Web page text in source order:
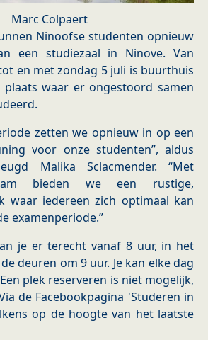
Marc Colpaert
Ninoofse studenten opnieuw
een studiezaal in Ninove. Van
en met zondag 5 juli is buurthuis
waar er ongestoord samen
zetten we opnieuw in op een
voor onze studenten”, aldus
Malika Sclacmender. “Met
bieden we een rustige,
waar iedereen zich optimaal kan
examenperiode.”
je er terecht vanaf 8 uur, in het
deuren om 9 uur. Je kan elke dag
plek reserveren is niet mogelijk,
de Facebookpagina 'Studeren in
op de hoogte van het laatste